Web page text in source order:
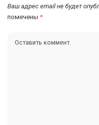
Ваш адрес email не будет
помечены *